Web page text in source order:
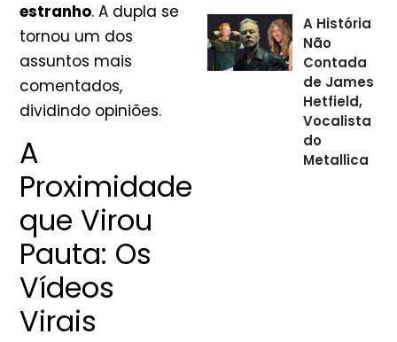
estranho. A dupla se
tornou um dos
assuntos mais
comentados,
dividindo opiniões.
A
Proximidade
que Virou
Pauta: Os
Vídeos
Virais
A História
Não
Contada
de James
Hetfield,
Vocalista
do
Metallica